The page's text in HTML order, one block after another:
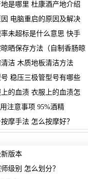
是哪里 杜康酒产地介绍
电脑重启的原因及解决
未超标是什么意思 快手
晒保存方法（自制香肠晾
洁 木质地板清洁方法
稳压三极管型号有哪些
的血渍 衣服上的血渍怎
注意事项 95%酒精
摩手法 怎么按摩好？
版本
级别 怎么划分？